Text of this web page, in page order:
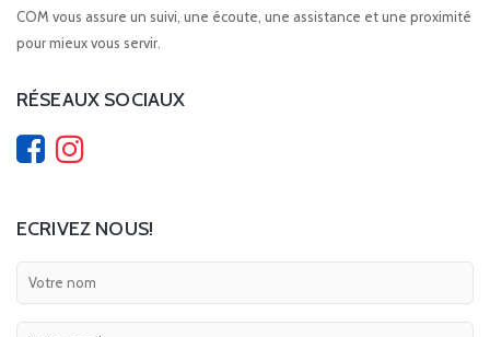
COM vous assure un suivi, une écoute, une assistance et une proximité
pour mieux vous servir.
RÉSEAUX SOCIAUX
ECRIVEZ NOUS!